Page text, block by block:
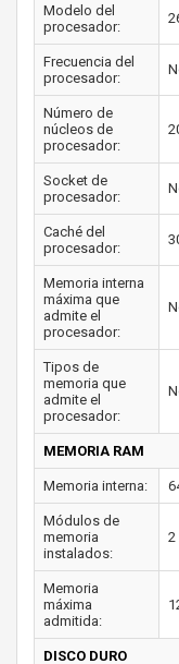
Modelo del
procesador:
Frecuencia del
procesador:
Número de
núcleos de
procesador:
Socket de
procesador:
Caché del
procesador:
Memoria interna
máxima que
admite el
procesador:
Tipos de
memoria que
admite el
procesador:
MEMORIA RAM
Memoria interna:
Módulos de
memoria
instalados:
2
Memoria
máxima
admitida:
DISCO DURO